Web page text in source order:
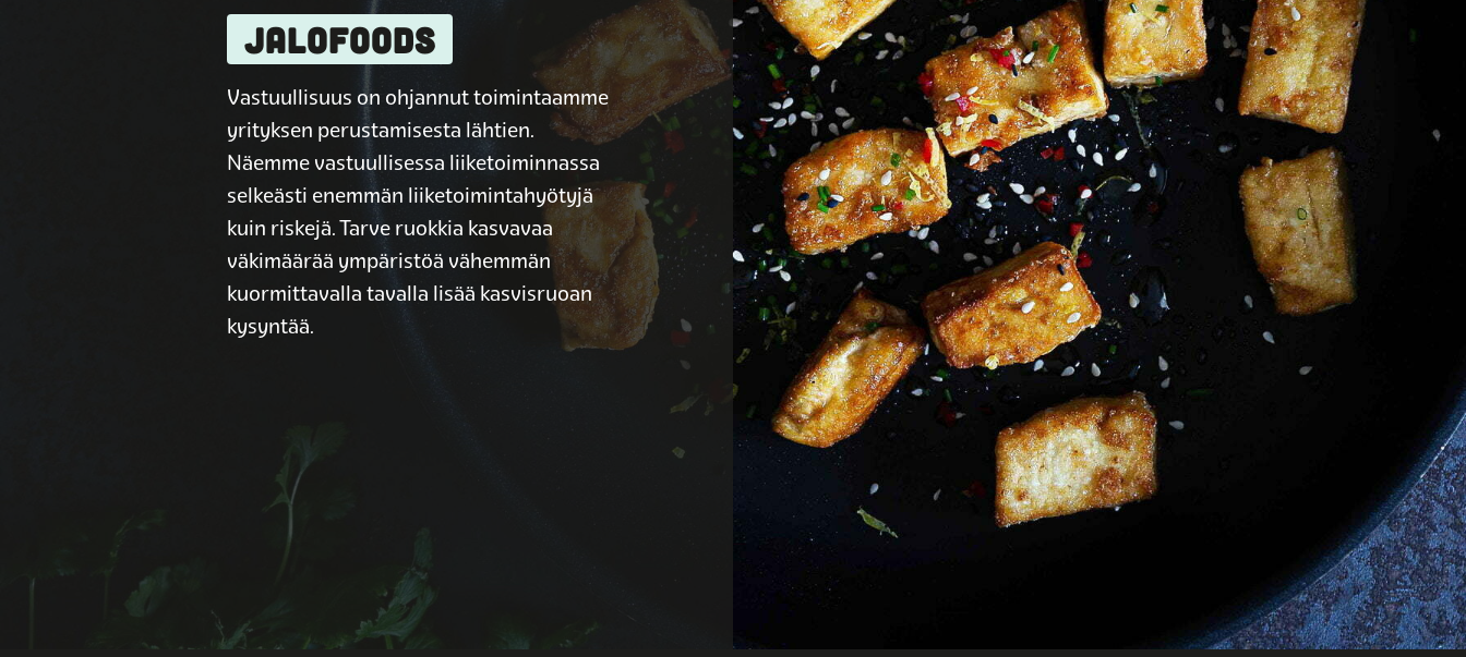
JALOFOODS
Vastuullisuus on ohjannut toimintaamme
yrityksen perustamisesta lähtien.
Näemme vastuullisessa liiketoiminnassa
selkeästi enemmän liiketoimintahyötyjä
kuin riskejä. Tarve ruokkia kasvavaa
väkimäärää ympäristöä vähemmän
kuormittavalla tavalla lisää kasvisruoan
kysyntää.